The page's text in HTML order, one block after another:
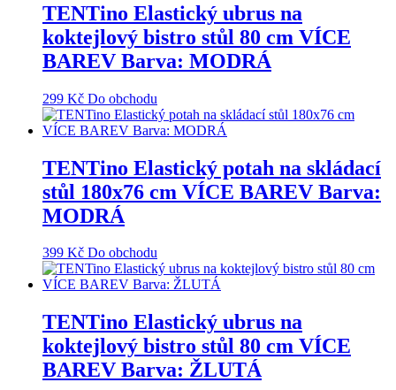
TENTino Elastický ubrus na
koktejlový bistro stůl 80 cm VÍCE
BAREV Barva: MODRÁ
299 Kč Do obchodu
TENTino Elastický potah na skládací
stůl 180x76 cm VÍCE BAREV Barva:
MODRÁ
399 Kč Do obchodu
TENTino Elastický ubrus na
koktejlový bistro stůl 80 cm VÍCE
BAREV Barva: ŽLUTÁ